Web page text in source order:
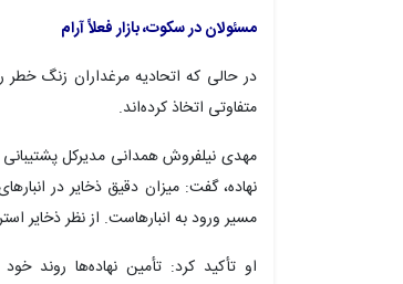
مسئولان در سکوت، بازار فعلاً آرام
در حالی که اتحادیه مرغداران زنگ خطر
متفاوتی اتخاذ کرده‌اند.
مهدی نیلفروشهمدانی مدیرکل پشتیبانی
نهاده، گفت: میزان دقیق ذخایر در
مسیر ورود به انبارهاست. از نظر ذخایر
او تأکید کرد: تأمین نهاده‌ها روند